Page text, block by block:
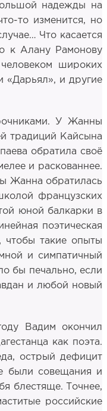
надежды на
то изменится, но
Что касается
к Алану Рамонову
широких
«Дарьял», и другие
У Жанны
традиций Кайсына
обратила своё
и раскованнее.
Жанна обратилась
французских
юной балкарки в
поэтическая
чтобы такие опыты
и симпатичный
бы печально, если
и любой новый
Вадим окончил
как поэта.
острый дефицит
были совещания и
блестяще. Точнее,
российские